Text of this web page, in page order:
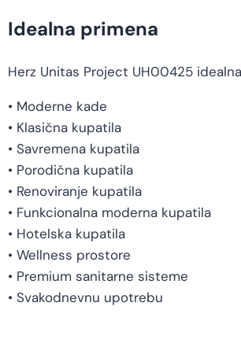
Idealna primena
Herz Unitas Project UH00425
• Moderne kade
• Klasična kupatila
• Savremena kupatila
• Porodična kupatila
• Renoviranje kupatila
• Funkcionalna moderna kupatila
• Hotelska kupatila
• Wellness prostore
• Premium sanitarne sisteme
• Svakodnevnu upotrebu